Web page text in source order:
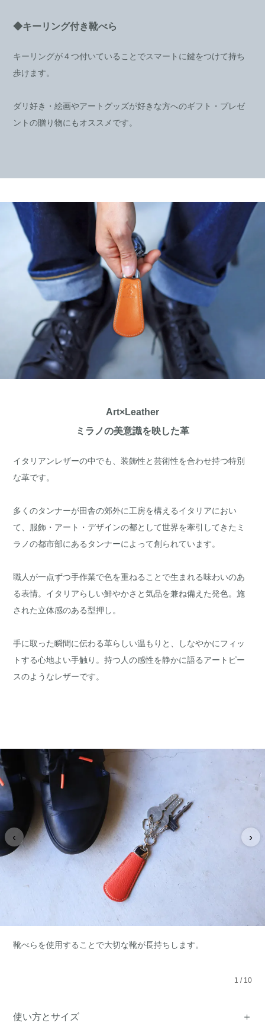
◆キーリング付き靴べら
キーリングが４つ付いていることでスマートに鍵をつけて持ち
歩けます。
ダリ好き・絵画やアートグッズが好きな方へのギフト・プレゼ
ントの贈り物にもオススメです。
Art×Leather
ミラノの美意識を映した革
イタリアンレザーの中でも、装飾性と芸術性を合わせ持つ特別
な革です。
多くのタンナーが田舎の郊外に工房を構えるイタリアにおい
て、服飾・アート・デザインの都として世界を牽引してきたミ
ラノの都市部にあるタンナーによって創られています。
職人が一点ずつ手作業で色を重ねることで生まれる味わいのあ
る表情。イタリアらしい鮮やかさと気品を兼ね備えた発色。施
された立体感のある型押し。
手に取った瞬間に伝わる革らしい温もりと、しなやかにフィッ
トする心地よい手触り。持つ人の感性を静かに語るアートピー
スのようなレザーです。
‹ ›
靴べらを使用することで大切な靴が長持ちします。
1 / 10
使い方とサイズ